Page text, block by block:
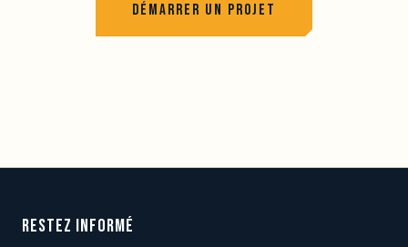
DÉMARRER UN PROJET
RESTEZ INFORMÉ